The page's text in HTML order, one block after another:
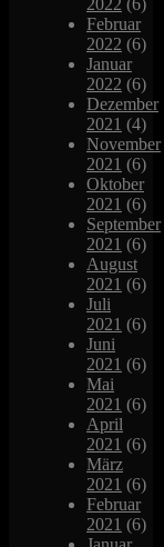
Februar
2022 (6)
Januar
2022 (6)
Dezember
2021 (4)
November
2021 (6)
Oktober
2021 (6)
September
2021 (6)
August
2021 (6)
Juli
2021 (6)
Juni
2021 (6)
Mai
2021 (6)
April
2021 (6)
März
2021 (6)
Februar
2021 (6)